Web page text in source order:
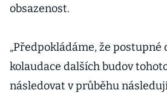
obsazenost.
„Předpokládáme, že postupné
kolaudace dalších budov
následovat v průběhu